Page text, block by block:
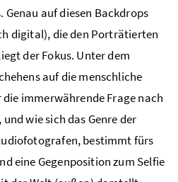
auf diesen Backdrops
digital), die den Porträtierten
der Fokus. Unter dem
auf die menschliche
immerwährende Frage nach
wie sich das Genre der
bestimmt fürs
eine Gegenposition zum Selfie